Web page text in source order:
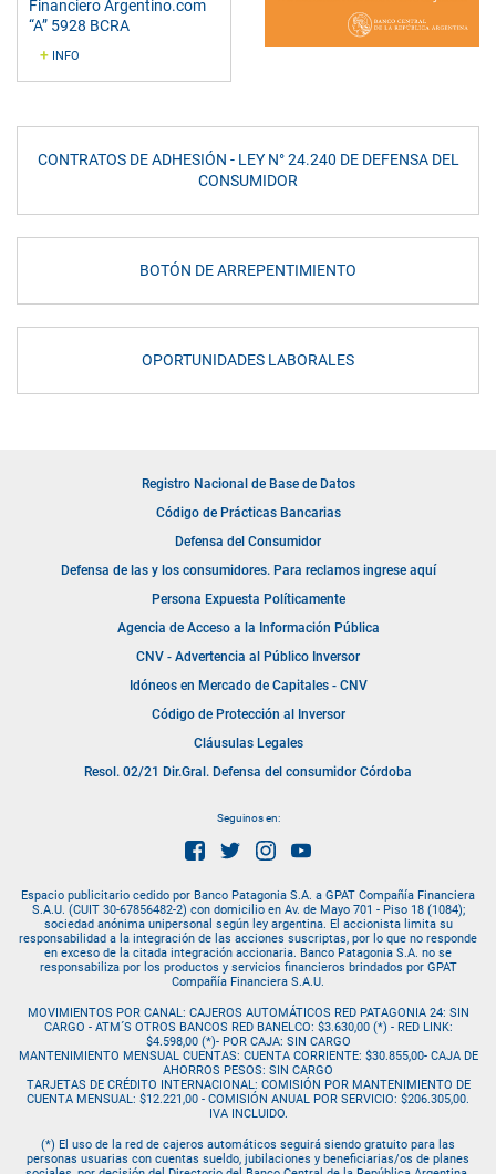
FinancieroArgentino.com
“A” 5928 BCRA
+ INFO
CONTRATOS DE ADHESIÓN - LEY N° 24.240 DE DEFENSA DEL
CONSUMIDOR
BOTÓN DE ARREPENTIMIENTO
OPORTUNIDADES LABORALES
Registro Nacional de Base de Datos
Código de Prácticas Bancarias
Defensa del Consumidor
Defensa de las y los consumidores. Para reclamos ingrese aquí
Persona Expuesta Políticamente
Agencia de Acceso a la Información Pública
CNV - Advertencia al Público Inversor
Idóneos en Mercado de Capitales - CNV
Código de Protección al Inversor
Cláusulas Legales
Resol. 02/21 Dir.Gral. Defensa del consumidor Córdoba
Seguinos en:
Espacio publicitario cedido por Banco Patagonia S.A. a GPAT Compañía Financiera
S.A.U. (CUIT 30-67856482-2) con domicilio en Av. de Mayo 701 - Piso 18 (1084);
sociedad anónima unipersonal según ley argentina. El accionista limita su
responsabilidad a la integración de las acciones suscriptas, por lo que no responde
en exceso de la citada integración accionaria. Banco Patagonia S.A. no se
responsabiliza por los productos y servicios financieros brindados por GPAT
Compañía Financiera S.A.U.
MOVIMIENTOS POR CANAL: CAJEROS AUTOMÁTICOS RED PATAGONIA 24: SIN
CARGO - ATM´S OTROS BANCOS RED BANELCO: $3.630,00 (*) - RED LINK:
$4.598,00 (*)- POR CAJA: SIN CARGO
MANTENIMIENTO MENSUAL CUENTAS: CUENTA CORRIENTE: $30.855,00- CAJA DE
AHORROS PESOS: SIN CARGO
TARJETAS DE CRÉDITO INTERNACIONAL: COMISIÓN POR MANTENIMIENTO DE
CUENTA MENSUAL: $12.221,00 - COMISIÓN ANUAL POR SERVICIO: $206.305,00.
IVA INCLUIDO.
(*) El uso de la red de cajeros automáticos seguirá siendo gratuito para las
personas usuarias con cuentas sueldo, jubilaciones y beneficiarias/os de planes